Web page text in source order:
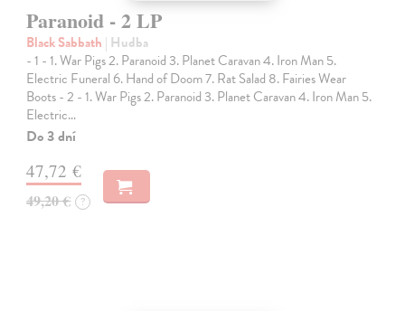
Paranoid - 2 LP
Black Sabbath | Hudba
- 1 - 1. War Pigs 2. Paranoid 3. Planet Caravan 4. Iron Man 5.
Electric Funeral 6. Hand of Doom 7. Rat Salad 8. Fairies Wear
Boots - 2 - 1. War Pigs 2. Paranoid 3. Planet Caravan 4. Iron Man 5.
Electric…
Do 3 dní
47,72 €
49,20 € ?